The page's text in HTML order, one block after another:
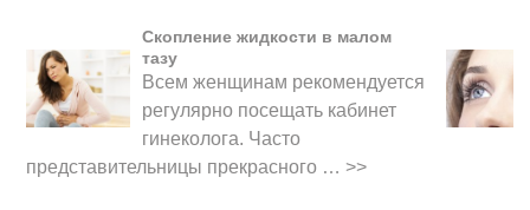
Скопление жидкости в малом
тазу
Всем женщинам рекомендуется
регулярно посещать кабинет
гинеколога. Часто
представительницы прекрасного … >>